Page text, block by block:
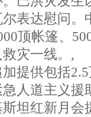
表达慰问。
顶帐篷、
救灾一线
提供包括
人道主义援
坦红新月会